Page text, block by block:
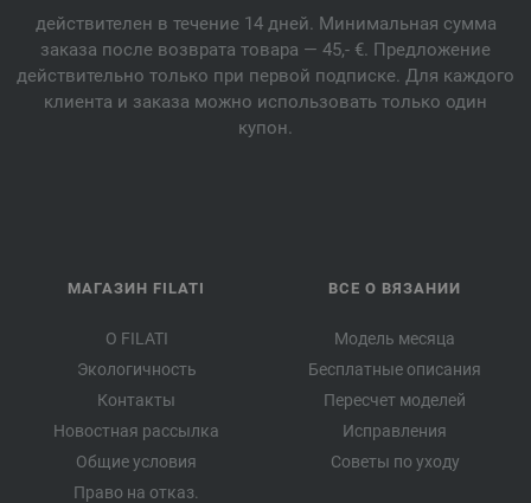
действителен в течение 14 дней. Минимальная сумма
заказа после возврата товара — 45,- €. Предложение
действительно только при первой подписке. Для каждого
клиента и заказа можно использовать только один
купон.
МАГАЗИН FILATI
О FILATI
Экологичность
Контакты
Новостная рассылка
Общие условия
Право на отказ.
ВСЕ О ВЯЗАНИИ
Модель месяца
Бесплатные описания
Пересчет моделей
Исправления
Советы по уходу